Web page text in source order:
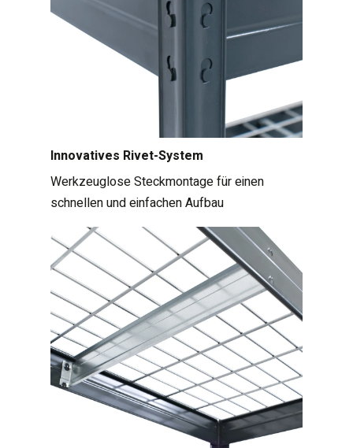
Innovatives Rivet-System
Werkzeuglose Steckmontage für einen
schnellen und einfachen Aufbau